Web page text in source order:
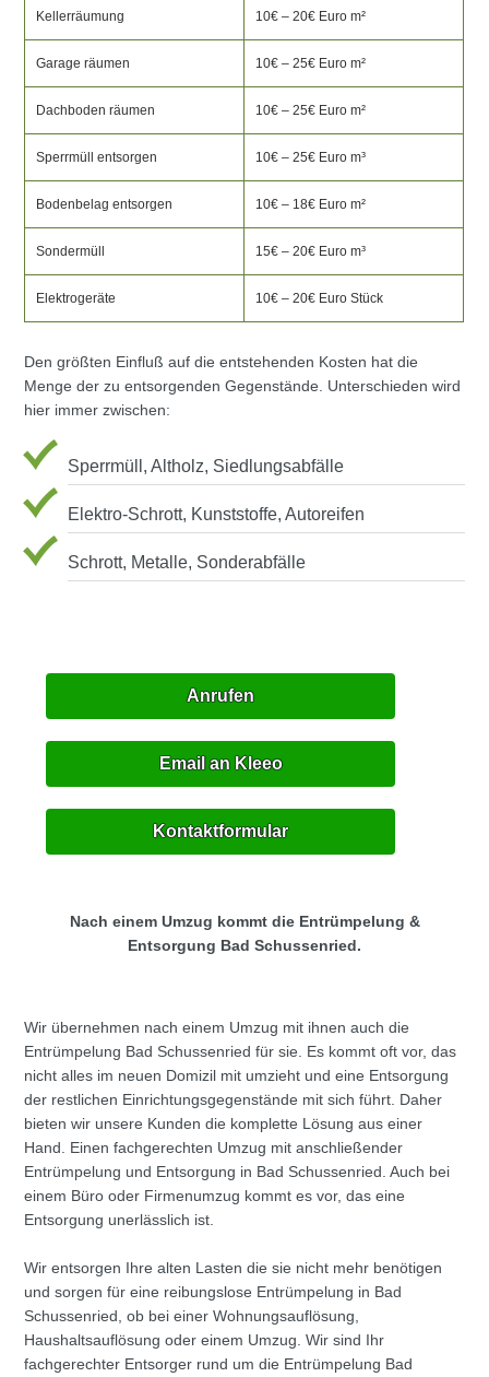
Kellerräumung 10€ – 20€ Euro m²
Garage räumen 10€ – 25€ Euro m²
Dachboden räumen 10€ – 25€ Euro m²
Sperrmüll entsorgen 10€ – 25€ Euro m³
Bodenbelag entsorgen 10€ – 18€ Euro m²
Sondermüll 15€ – 20€ Euro m³
Elektrogeräte 10€ – 20€ Euro Stück
Den größten Einfluß auf die entstehenden Kosten hat die
Menge der zu entsorgenden Gegenstände. Unterschieden wird
hier immer zwischen:
Sperrmüll, Altholz, Siedlungsabfälle
Elektro-Schrott, Kunststoffe, Autoreifen
Schrott, Metalle, Sonderabfälle
Anrufen
Email an Kleeo
Kontaktformular
Nach einem Umzug kommt die Entrümpelung &
Entsorgung Bad Schussenried.
Wir übernehmen nach einem Umzug mit ihnen auch die
Entrümpelung Bad Schussenried für sie. Es kommt oft vor, das
nicht alles im neuen Domizil mit umzieht und eine Entsorgung
der restlichen Einrichtungsgegenstände mit sich führt. Daher
bieten wir unsere Kunden die komplette Lösung aus einer
Hand. Einen fachgerechten Umzug mit anschließender
Entrümpelung und Entsorgung in Bad Schussenried. Auch bei
einem Büro oder Firmenumzug kommt es vor, das eine
Entsorgung unerlässlich ist.
Wir entsorgen Ihre alten Lasten die sie nicht mehr benötigen
und sorgen für eine reibungslose Entrümpelung in Bad
Schussenried, ob bei einer Wohnungsauflösung,
Haushaltsauflösung oder einem Umzug. Wir sind Ihr
fachgerechter Entsorger rund um die Entrümpelung Bad